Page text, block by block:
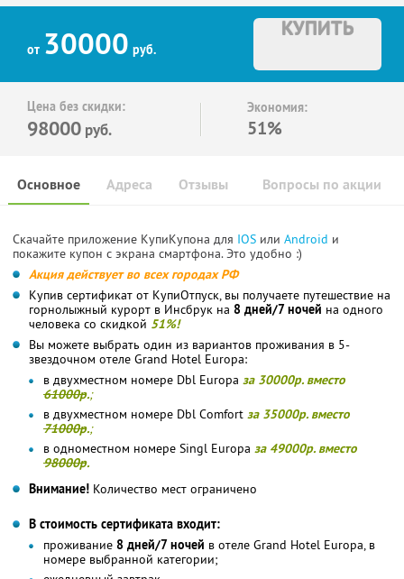
от 30000 руб.
КУПИТЬ
Цена без скидки:
98000 руб.
Экономия:
51%
Основное Отзывы Вопросы по акции
Адреса
Скачайте приложение КупиКупона для IOS или Android и
покажите купон с экрана смартфона. Это удобно :)
Акция действует во всех городах РФ
Купив сертификат от КупиОтпуск, вы получаете путешествие на
горнолыжный курорт в Инсбрук на 8 дней/7 ночей на одного
человека со скидкой 51%!
Вы можете выбрать один из вариантов проживания в 5-
звездочном отеле Grand Hotel Europa:
в двухместном номере Dbl Europa за 30000р. вместо
61000р.;
в двухместном номере Dbl Comfort за 35000р. вместо
71000р.;
в одноместном номере Singl Europa за 49000р. вместо
98000р.
Внимание! Количество мест ограничено
В стоимость сертификата входит:
проживание 8 дней/7 ночей в отеле Grand Hotel Europa, в
номере выбранной категории;